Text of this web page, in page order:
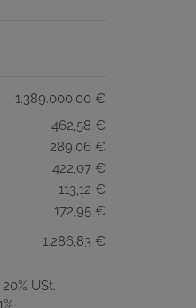
1.389.000,00 €
462,58 €
289,06 €
422,07 €
113,12 €
172,95 €
1.286,83 €
USt.